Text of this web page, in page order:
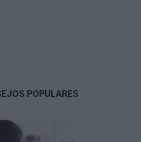
POPULARES